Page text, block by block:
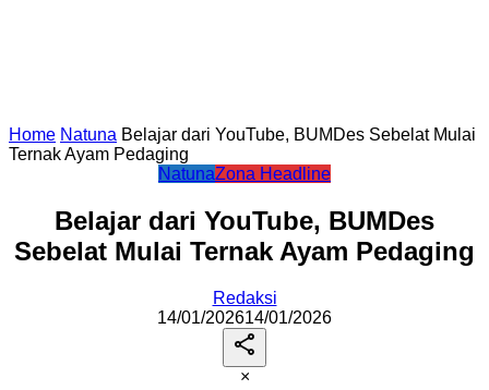
Home Natuna Belajar dari YouTube, BUMDes Sebelat Mulai
Ternak Ayam Pedaging
NatunaZona Headline
Belajar dari YouTube, BUMDes
Sebelat Mulai Ternak Ayam Pedaging
Redaksi
14/01/202614/01/2026
×